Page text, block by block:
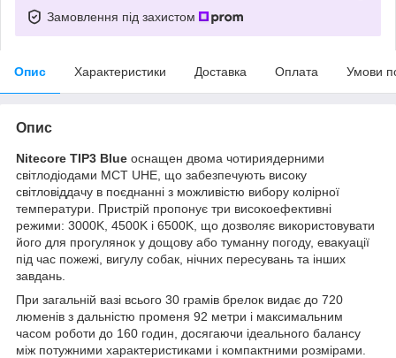
Замовлення під захистом
Опис Характеристики Доставка Оплата Умови
Опис
Nitecore TIP3 Blue оснащен двома чотириядерними
світлодіодами MCT UHE, що забезпечують високу
світловіддачу в поєднанні з можливістю вибору колірної
температури. Пристрій пропонує три високоефективні
режими: 3000K, 4500K і 6500K, що дозволяє використовувати
його для прогулянок у дощову або туманну погоду, евакуації
під час пожежі, вигулу собак, нічних пересувань та інших
завдань.
При загальній вазі всього 30 грамів брелок видає до 720
люменів з дальністю променя 92 метри і максимальним
часом роботи до 160 годин, досягаючи ідеального балансу
між потужними характеристиками і компактними розмірами.